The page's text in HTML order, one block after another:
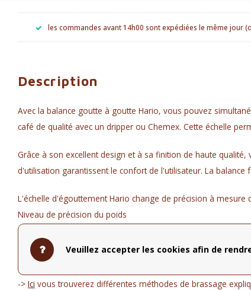
les commandes avant 14h00 sont expédiées le même jour
Description
Avec la balance goutte à goutte Hario, vous pouvez
café de qualité avec un dripper ou Chemex. Cette échelle
Grâce à son excellent design et à sa finition de haute
d'utilisation garantissent le confort de l'utilisateur. La
L'échelle d'égouttement Hario change de précision à
Niveau de précision du poids
0-200 g: 0,1 g
200 à 500 g: 0,5 g
500-2000 g: 1 g
-> Ici vous trouverez différentes méthodes de brassage
Veuillez accepter les cookies afin de